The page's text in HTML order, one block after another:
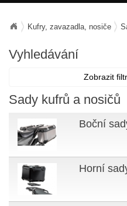
Kufry, zavazadla, nosiče
Vyhledávání
Zobrazit
Sady kufrů a nosičů
Boční
Horní